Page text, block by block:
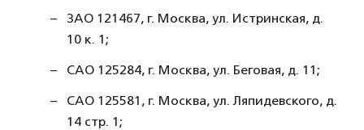
ЗАО 121467, г. Москва, ул. Истринская, д.
10 к. 1;
САО 125284, г. Москва, ул. Беговая, д. 11;
САО 125581, г. Москва, ул. Ляпидевского, д.
14 стр. 1;